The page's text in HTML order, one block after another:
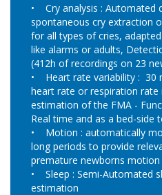
• Cry analysis : Automated
spontaneous cry extraction
for all types of cries,
like alarms or adults,
(412h of recordings on 23
• Heart rate variability : 30
heart rate or respiration
estimation of the FMA -
Real time and as a bed-side
• Motion : automatically
long periods to provide
premature newborns
• Sleep : Semi-Automated
estimation